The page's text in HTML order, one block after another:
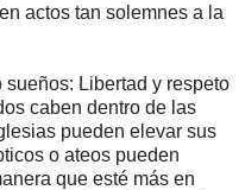
actos tan solemnes a la
Libertad y respeto
caben dentro de las
pueden elevar sus
o ateos pueden
que esté más en